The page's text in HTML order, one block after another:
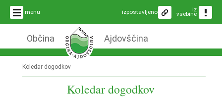
menu iz
vsebine
izpostavljeno
Občina Ajdovščina
Koledar dogodkov
Koledar dogodkov